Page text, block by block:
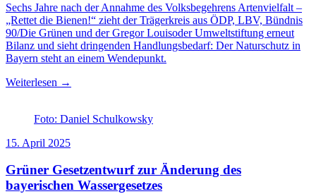
Sechs Jahre nach der Annahme des Volksbegehrens Artenvielfalt –
„Rettet die Bienen!“ zieht der Trägerkreis aus ÖDP, LBV, Bündnis
90/Die Grünen und der Gregor Louisoder Umweltstiftung erneut
Bilanz und sieht dringenden Handlungsbedarf: Der Naturschutz in
Bayern steht an einem Wendepunkt.
Weiterlesen →
Foto: Daniel Schulkowsky
15. April 2025
Grüner Gesetzentwurf zur Änderung des
bayerischen Wassergesetzes